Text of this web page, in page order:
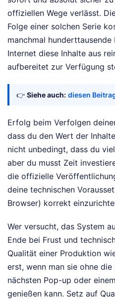
offiziellen Wege verlässt.
Folge einer solchen Serie
manchmal hunderttausende
Internet diese Inhalte aus
aufbereitet zur Verfügung
👉 Siehe auch: diesen
Erfolg beim Verfolgen
dass du den Wert der
nicht unbedingt, dass du
aber du musst Zeit
die offizielle
deine technischen
Browser) korrekt
Wer versucht, das System
Ende bei Frust und
Qualität einer Produktion
erst, wenn man sie ohne
nächsten Pop-up oder
genießen kann. Setz auf